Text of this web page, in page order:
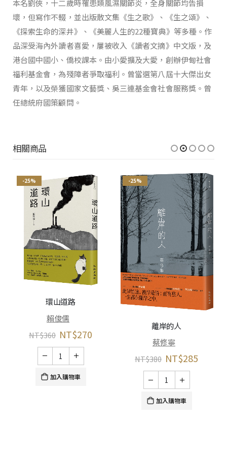
本名劉俠，十二歲時罹患類風濕關節炎，全身關節均告損
壞，但寫作不輟，並出版散文集《生之歌》、《生之頌》、
《探索生命的深井》、《美麗人生的22種寶典》等多種。作
品深受海內外讀者喜愛，屢被收入《讀者文摘》中文版，及
港台國中國小、僑校課本。由小愛擴及大愛，創辦伊甸社會
福利基金會，為殘障者爭取福利。曾當選第八屆十大傑出女
青年，以及榮獲國家文藝獎、吳三連基金會社會服務獎。曾
任總統府國策顧問。
相關商品
-25%
環山道路
賴俊儒
NT$360 NT$270
加入購物車
-25%
離岸的人
蔡修寧
NT$380 NT$285
加入購物車